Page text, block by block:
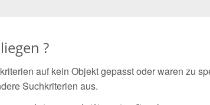
?
auf kein Objekt gepasst oder waren zu
Suchkriterien aus.